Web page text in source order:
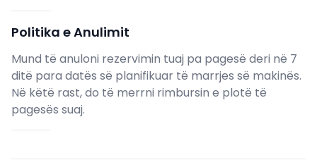
Politika e Anulimit
Mund të anuloni rezervimin tuaj pa pagesë deri në 7
ditë para datës së planifikuar të marrjes së makinës.
Në këtë rast, do të merrni rimbursin e plotë të
pagesës suaj.